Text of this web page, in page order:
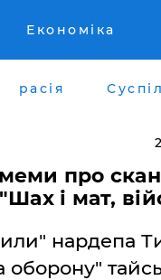
Економіка
расія
про
і мат,
нардепа